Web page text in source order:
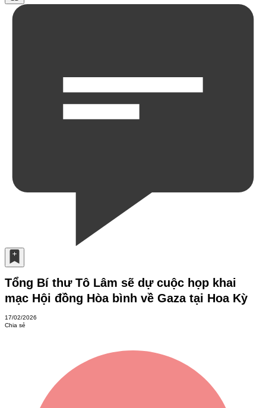
Tổng Bí thư Tô Lâm sẽ dự cuộc họp khai
mạc Hội đồng Hòa bình về Gaza tại Hoa Kỳ
17/02/2026
Chia sẻ